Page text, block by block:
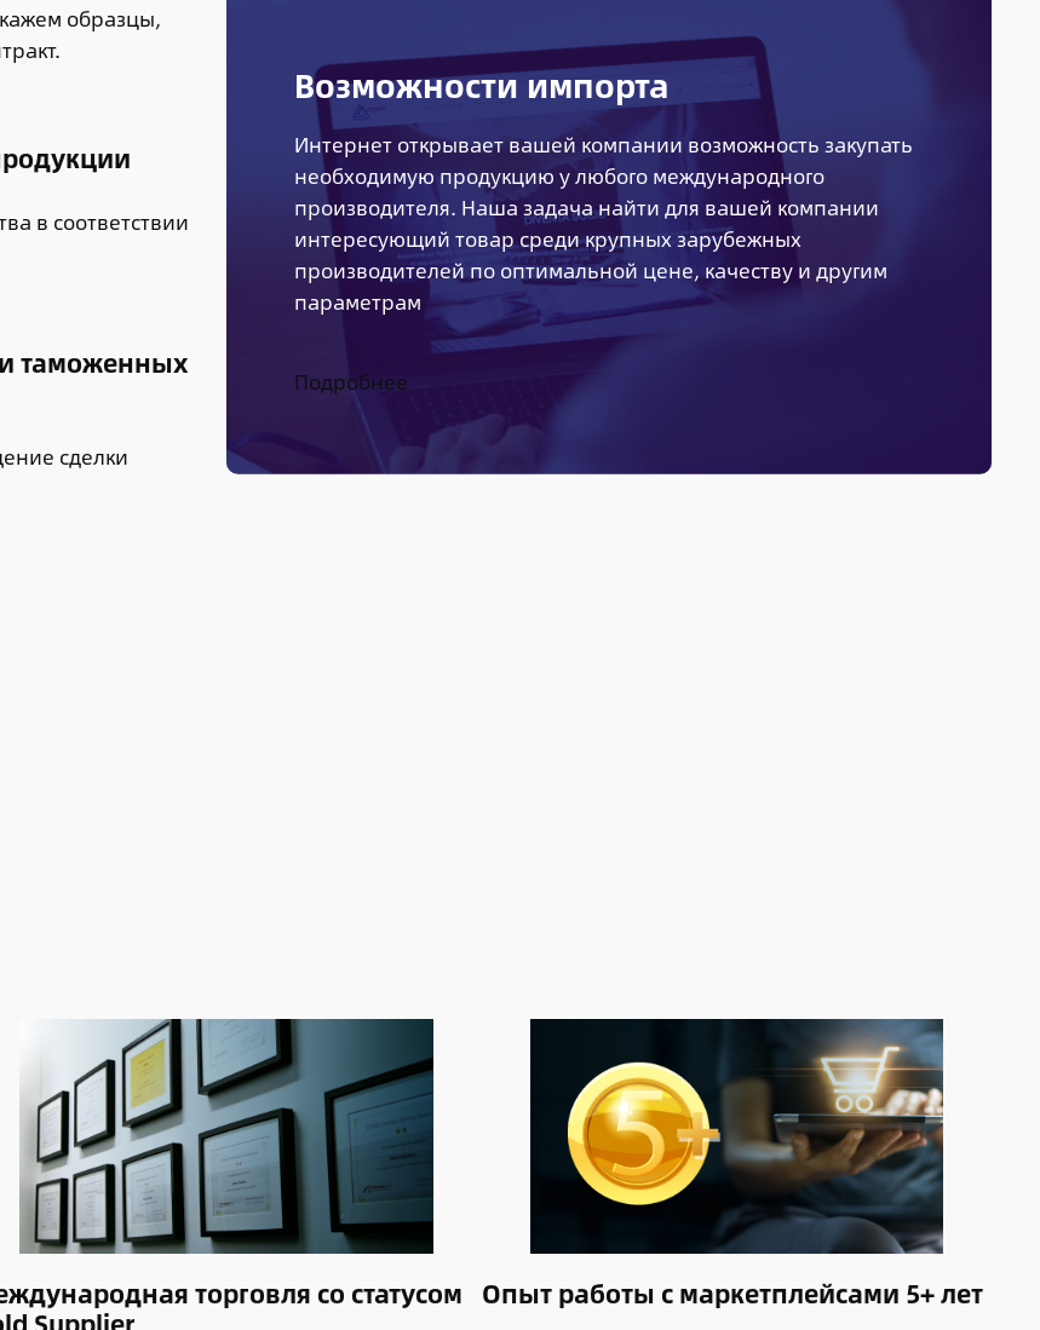
образцы,
в соответствии
таможенных
сделки
Возможности импорта
Интернет открывает вашей компании возможность закупать
необходимую продукцию у любого международного
производителя. Наша задача найти для вашей компании
интересующий товар среди крупных зарубежных
производителей по оптимальной цене, качеству и другим
параметрам
Подробнее
торговля со статусом Опыт работы с маркетплейсами 5+ лет